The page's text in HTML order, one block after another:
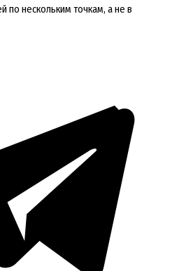
по нескольким точкам, а не в